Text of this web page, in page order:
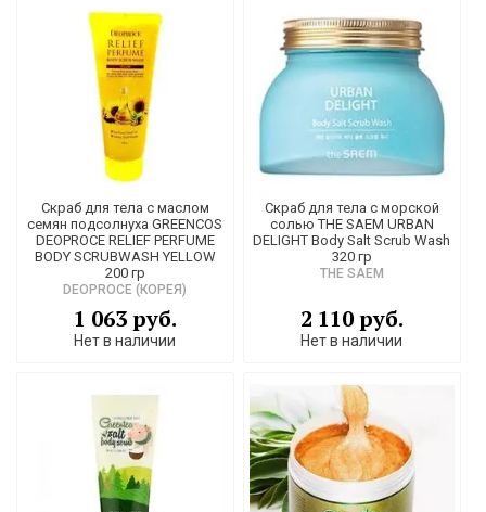
Скраб для тела с маслом
семян подсолнуха GREENCOS
DEOPROCE RELIEF PERFUME
BODY SCRUBWASH YELLOW
200 гр
DEOPROCE (КОРЕЯ)
1 063 руб.
Нет в наличии
Скраб для тела с морской
солью THE SAEM URBAN
DELIGHT Body Salt Scrub Wash
320 гр
THE SAEM
2 110 руб.
Нет в наличии